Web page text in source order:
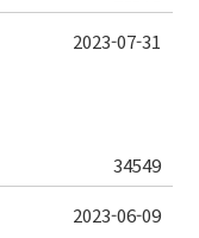
34549
2023-07-31
2023-06-09